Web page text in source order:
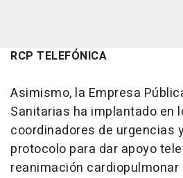
RCP TELEFÓNICA
Asimismo, la Empresa
Sanitarias ha implantado en
coordinadores de urgencias
protocolo para dar apoyo
reanimación cardiopulmonar